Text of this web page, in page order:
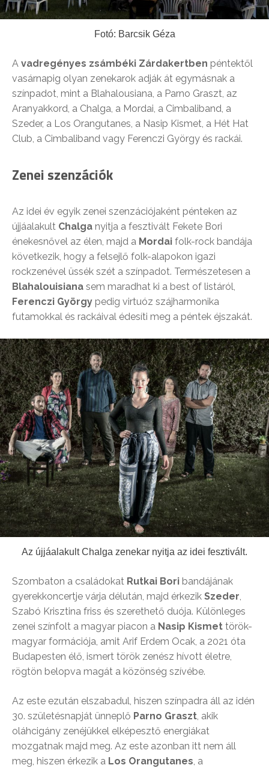
Fotó: Barcsik Géza
A vadregényes zsámbéki Zárdakertben péntektől
vasárnapig olyan zenekarok adják át egymásnak a
színpadot, mint a Blahalousiana, a Parno Graszt, az
Aranyakkord, a Chalga, a Mordai, a Cimbaliband, a
Szeder, a Los Orangutanes, a Nasip Kismet, a Hét Hat
Club, a Cimbaliband vagy Ferenczi György és rackái.
Zenei szenzációk
Az idei év egyik zenei szenzációjaként pénteken az
újjáalakult Chalga nyitja a fesztivált Fekete Bori
énekesnővel az élen, majd a Mordai folk-rock bandája
következik, hogy a felsejlő folk-alapokon igazi
rockzenével üssék szét a színpadot. Természetesen a
Blahalouisiana sem maradhat ki a best of listáról,
Ferenczi György pedig virtuóz szájharmonika
futamokkal és rackáival édesíti meg a péntek éjszakát.
Az újjáalakult Chalga zenekar nyitja az idei fesztivált.
Szombaton a családokat Rutkai Bori bandájának
gyerekkoncertje várja délután, majd érkezik Szeder
Szabó Krisztina friss és szerethető duója. Különleges
zenei színfolt a magyar piacon a Nasip Kismet török-
magyar formációja, amit Arif Erdem Ocak, a 2021 óta
Budapesten élő, ismert török zenész hívott életre,
rögtön belopva magát a közönség szívébe.
Az este ezután elszabadul, hiszen színpadra áll az idén
30. születésnapját ünneplő Parno Graszt , akik
oláhcigány zenéjükkel elképesztő energiákat
mozgatnak majd meg. Az este azonban itt nem áll
meg, hiszen érkezik a Los Orangutanes , a